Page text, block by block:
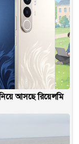
নিয়ে আসছে রিয়েলমি